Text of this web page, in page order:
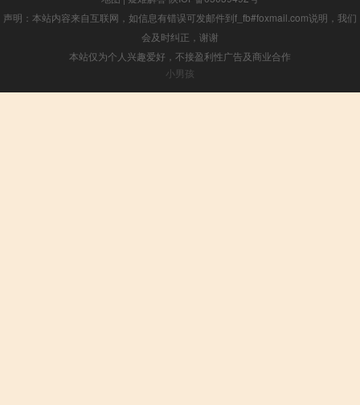
声明：本站内容来自互联网，如信息有错误可发邮件到f_fb#foxmail.com说明，我们
会及时纠正，谢谢
本站仅为个人兴趣爱好，不接盈利性广告及商业合作
小男孩